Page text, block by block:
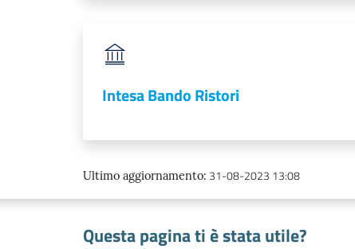
Intesa Bando Ristori
Ultimo aggiornamento: 31-08-2023 13:08
Questa pagina ti è stata utile?